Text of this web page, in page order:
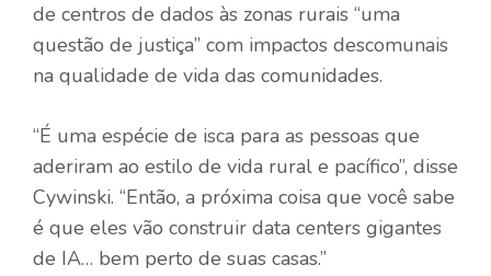
de centros de dados às zonas rurais “uma
questão de justiça” com impactos descomunais
na qualidade de vida das comunidades.
“É uma espécie de isca para as pessoas que
aderiram ao estilo de vida rural e pacífico”, disse
Cywinski. “Então, a próxima coisa que você sabe
é que eles vão construir data centers gigantes
de IA… bem perto de suas casas.”